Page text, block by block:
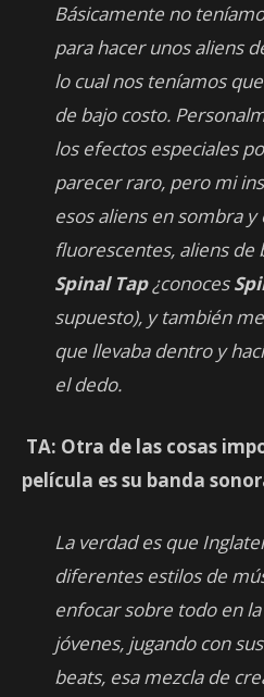
Básicamente no
para hacer unos aliens
lo cual nos teníamos
de bajo costo.
los efectos especiales
parecer raro, pero mi
esos aliens en sombra
fluorescentes, aliens de
Spinal Tap¿conoces
supuesto), y también
que llevaba dentro y
el dedo.
TA: Otra de las cosas
película es su banda
La verdad es que
diferentes estilos de
enfocar sobre todo en
jóvenes, jugando con
beats, esa mezcla de